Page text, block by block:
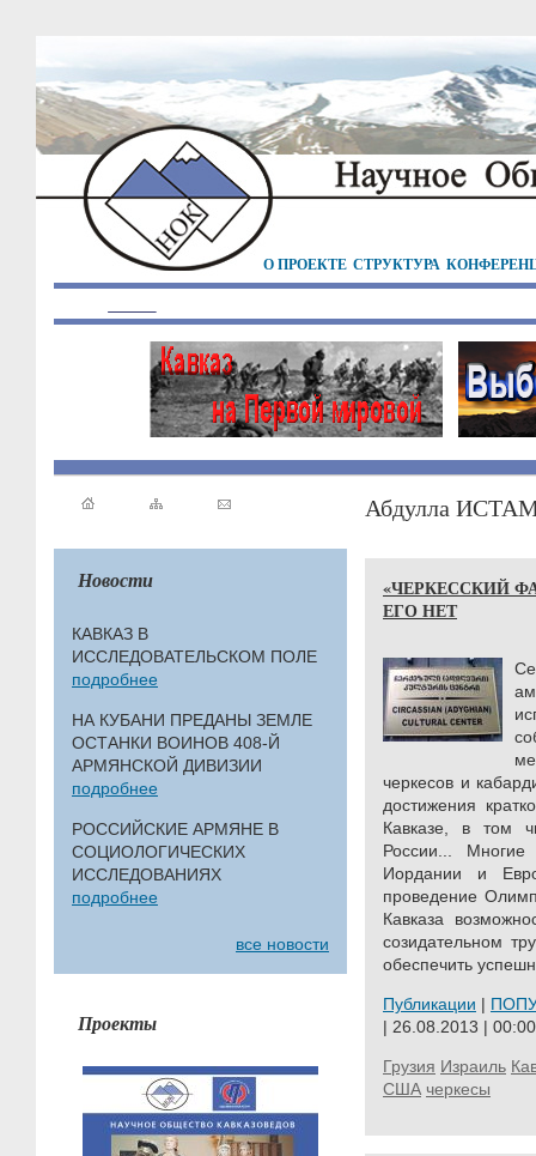
О ПРОЕКТЕ СТРУКТУРА
Новости
КАВКАЗ В
ИССЛЕДОВАТЕЛЬСКОМ ПОЛЕ
подробнее
НА КУБАНИ ПРЕДАНЫ ЗЕМЛЕ
ОСТАНКИ ВОИНОВ 408-Й
АРМЯНСКОЙ ДИВИЗИИ
подробнее
РОССИЙСКИЕ АРМЯНЕ В
СОЦИОЛОГИЧЕСКИХ
ИССЛЕДОВАНИЯХ
подробнее
все новости
Проекты
Абдулла
«ЧЕРКЕССКИЙ
ЕГО НЕТ
черкесов и
достижения
Кавказе, в том
России...
Иордании и
проведение
Кавказа
созидательном
обеспечить
Публикации |
| 26.08.2013 | 00:00
Грузия Израиль
США черкесы